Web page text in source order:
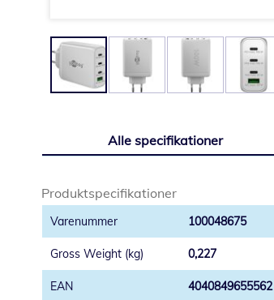
af
Alle specifikationer
Produktspecifikationer
100048675
0,227
4040849655562